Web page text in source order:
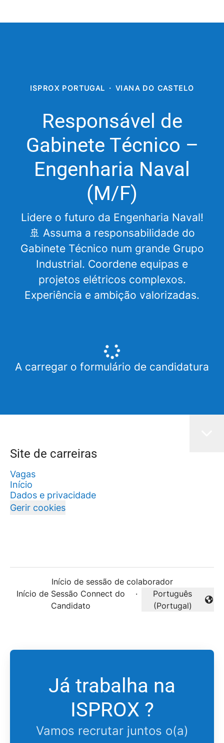
ISPROX PORTUGAL · VIANA DO CASTELO
Responsável de
Gabinete Técnico –
Engenharia Naval
(M/F)
Lidere o futuro da Engenharia Naval!
🚢 Assuma a responsabilidade do
Gabinete Técnico num grande Grupo
Industrial. Coordene equipas e
projetos elétricos complexos.
Experiência e ambição valorizadas.
A carregar o formulário de candidatura
Site de carreiras
Vagas
Início
Dados e privacidade
Gerir cookies
Início de sessão de colaborador
Início de Sessão Connect do
Candidato
·
Alterar idioma
Português
(Portugal)
Já trabalha na
ISPROX ?
Vamos recrutar juntos o(a)